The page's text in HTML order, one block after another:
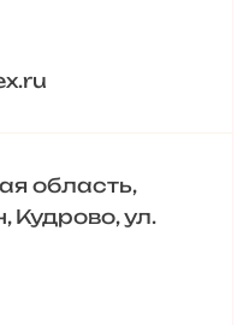
область,
ул.